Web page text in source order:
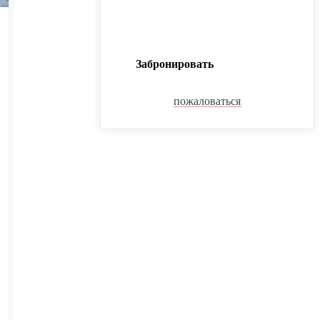
Забронировать
пожаловаться